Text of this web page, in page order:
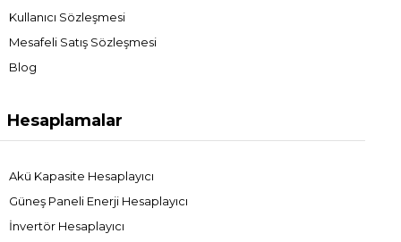
Kullanıcı Sözleşmesi
Mesafeli Satış Sözleşmesi
Blog
Hesaplamalar
Akü Kapasite Hesaplayıcı
Güneş Paneli Enerji Hesaplayıcı
İnvertör Hesaplayıcı